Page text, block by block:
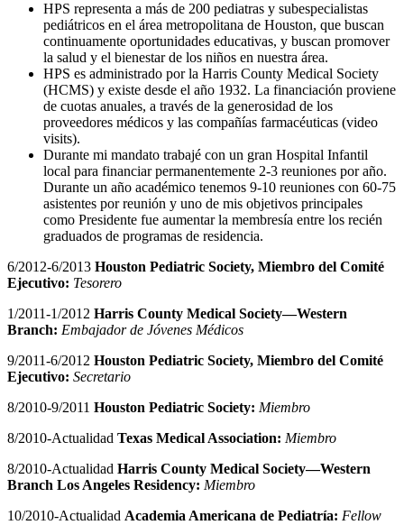
HPS representa a más de 200 pediatras y subespecialistas
pediátricos en el área metropolitana de Houston, que buscan
continuamente oportunidades educativas, y buscan promover
la salud y el bienestar de los niños en nuestra área.
HPS es administrado por la Harris County Medical Society
(HCMS) y existe desde el año 1932. La financiación proviene
de cuotas anuales, a través de la generosidad de los
proveedores médicos y las compañías farmacéuticas (video
visits).
Durante mi mandato trabajé con un gran Hospital Infantil
local para financiar permanentemente 2-3 reuniones por año.
Durante un año académico tenemos 9-10 reuniones con 60-75
asistentes por reunión y uno de mis objetivos principales
como Presidente fue aumentar la membresía entre los recién
graduados de programas de residencia.
6/2012-6/2013 Houston Pediatric Society, Miembro del Comité
Ejecutivo: Tesorero
1/2011-1/2012 Harris County Medical Society—Western
Branch: Embajador de Jóvenes Médicos
9/2011-6/2012 Houston Pediatric Society, Miembro del Comité
Ejecutivo: Secretario
8/2010-9/2011 Houston Pediatric Society: Miembro
8/2010-Actualidad Texas Medical Association: Miembro
8/2010-Actualidad Harris County Medical Society—Western
Branch Los Angeles Residency: Miembro
10/2010-Actualidad Academia Americana de Pediatría: Fellow